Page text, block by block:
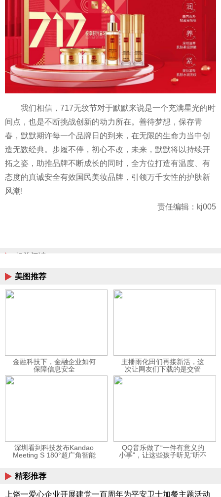
我们相信，717无纹节对于默默来说是一个充满星光的时
间点，也是不断挑战创新的动力所在。善待梦想，保存青
春，默默期许每一个品牌日的到来，在无限的生命力当中创
造无数经典。步履不停，初心不改，未来，默默将以持续开
拓之姿，助推品牌不断成长的同时，全方位打造有温度、有
态度的真诚安全有效国民美妆品牌，引领万千女性的护肤新
风潮!
责任编辑：kj005
相关阅读
美图推荐
金融科技下，金融企业如何
保障信息安全
主播雨化田们再接新活，这
次让网友们下载的是交管
12123APP
深圳看到科技发布Kandao
Meeting S 180°超广角智能
QQ音乐做了“一件有意义的
小事”，让这些孩子听见“听不
精彩推荐
上饶一爱心企业开展建党一百周年为平安卫士加餐主题活动